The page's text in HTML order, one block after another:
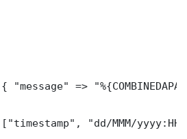
"message" =>
"dd/MMM/